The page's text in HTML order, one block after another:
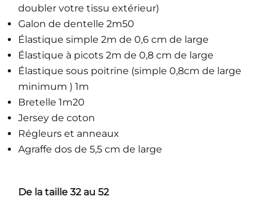
doubler votre tissu extérieur)
Galon de dentelle 2m50
Élastique simple 2m de 0,6 cm de large
Élastique à picots 2m de 0,8 cm de large
Élastique sous poitrine (simple 0,8cm de large
minimum ) 1m
Bretelle 1m20
Jersey de coton
Régleurs et anneaux
Agraffe dos de 5,5 cm de large
De la taille 32 au 52